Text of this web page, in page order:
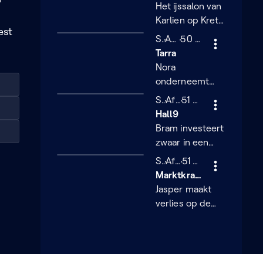
Het ijssalon van
Karlien op Kreta
wordt een
nachtmerrie
Seizoen 4
S4 Afl.6 50 minuten
50 min
Tarra
Nora
onderneemt
met idealisme,
maar vergeet
de cijfers
Seizoen 4
S4 Afl.751 minuten
51 min
Hall9
Bram investeert
zwaar in een
klimzaal zonder
klanten
Seizoen 4
S4 Afl.8 51 minuten
51 min
Marktkramer Jasper
Jasper maakt
verlies op de